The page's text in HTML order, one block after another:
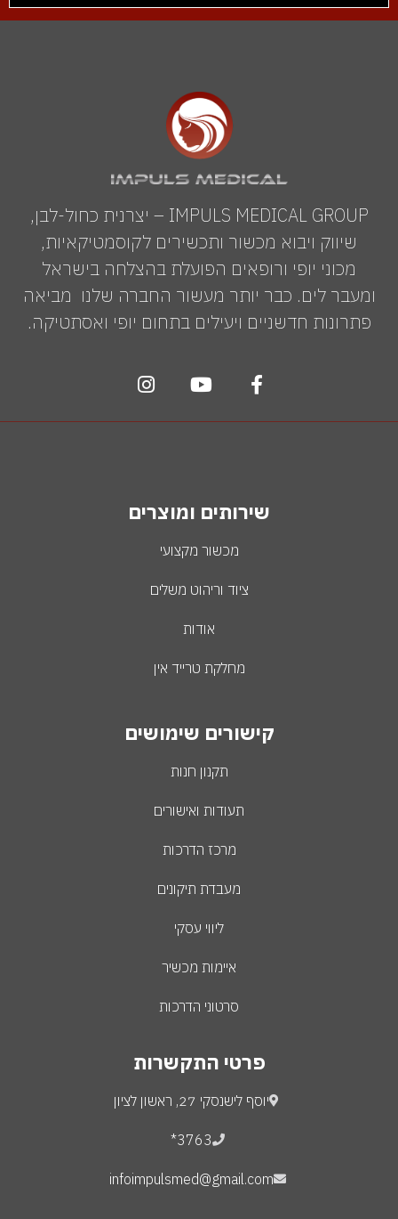
IMPULS MEDICAL GROUP – יצרנית כחול-לבן,
שיווק ויבוא מכשור ותכשירים לקוסמטיקאיות,
מכוני יופי ורופאים הפועלת בהצלחה בישראל
ומעבר לים. כבר יותר מעשור החברה שלנו מביאה
פתרונות חדשניים ויעילים בתחום יופי ואסתטיקה.
שירותים ומוצרים
מכשור מקצועי
ציוד וריהוט משלים
אודות
מחלקת טרייד אין
קישורים שימושים
תקנון חנות
תעודות ואישורים
מרכז הדרכות
מעבדת תיקונים
ליווי עסקי
איימות מכשיר
סרטוני הדרכות
פרטי התקשרות
יוסף לישנסקי 27, ראשון לציון
3763*
infoimpulsmed@gmail.com